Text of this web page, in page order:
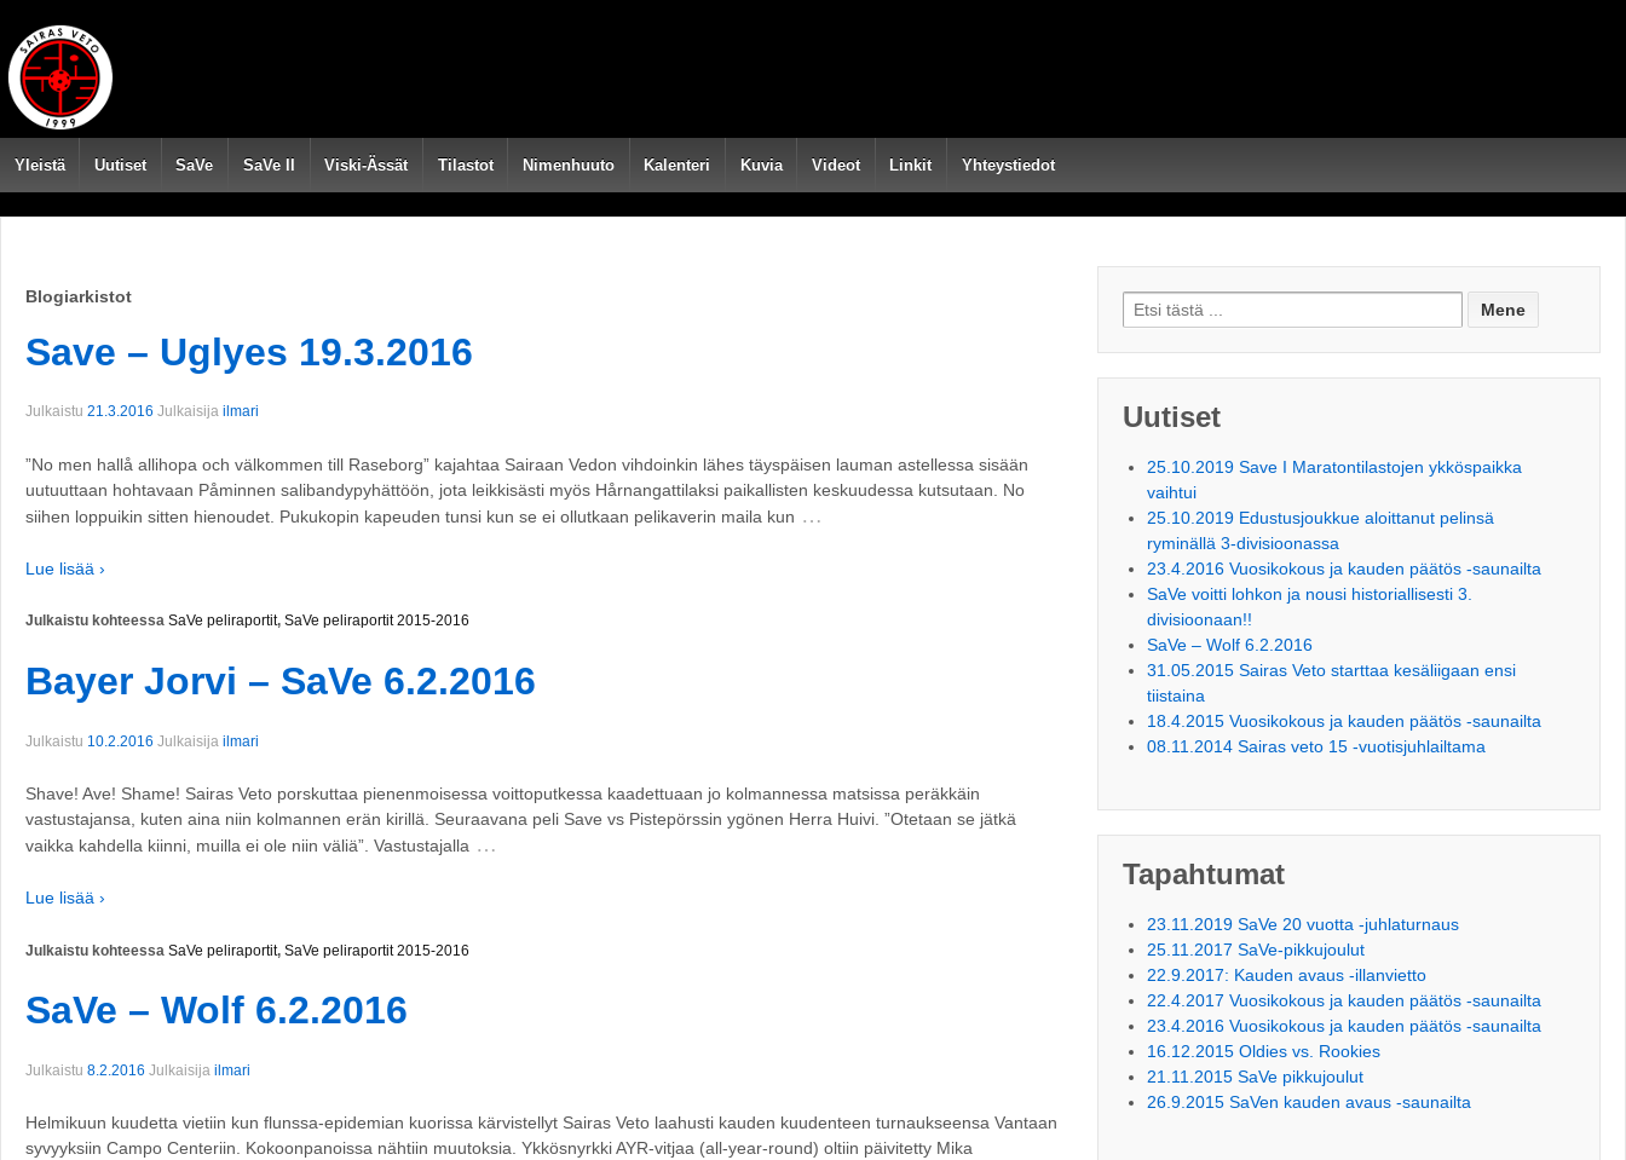
Yleistä Uutiset SaVe SaVe II Viski-Ässät Tilastot Nimenhuuto Kalenteri Kuvia Videot Linkit Yhteystiedot
Blogiarkistot
Save – Uglyes 19.3.2016
Julkaistu 21.3.2016 Julkaisija ilmari
”No men hallå allihopa och välkommen till Raseborg” kajahtaa Sairaan Vedon vihdoinkin lähes täyspäisen lauman astellessa sisään
uutuuttaan hohtavaan Påminnen salibandypyhättöön, jota leikkisästi myös Hårnangattilaksi paikallisten keskuudessa kutsutaan. No
siihen loppuikin sitten hienoudet. Pukukopin kapeuden tunsi kun se ei ollutkaan pelikaverin maila kun …
Lue lisää ›
Julkaistu kohteessa SaVe peliraportit, SaVe peliraportit 2015-2016
Bayer Jorvi – SaVe 6.2.2016
Julkaistu 10.2.2016 Julkaisija ilmari
Shave! Ave! Shame! Sairas Veto porskuttaa pienenmoisessa voittoputkessa kaadettuaan jo kolmannessa matsissa peräkkäin
vastustajansa, kuten aina niin kolmannen erän kirillä. Seuraavana peli Save vs Pistepörssin ygönen Herra Huivi. ”Otetaan se jätkä
vaikka kahdella kiinni, muilla ei ole niin väliä”. Vastustajalla …
Lue lisää ›
Julkaistu kohteessa SaVe peliraportit, SaVe peliraportit 2015-2016
SaVe – Wolf 6.2.2016
Julkaistu 8.2.2016 Julkaisija ilmari
Helmikuun kuudetta vietiin kun flunssa-epidemian kuorissa kärvistellyt Sairas Veto laahusti kauden kuudenteen turnaukseensa Vantaan
syvyyksiin Campo Centeriin. Kokoonpanoissa nähtiin muutoksia. Ykkösnyrkki AYR-vitjaa (all-year-round) oltiin päivitetty Mika
Search for:
Uutiset
25.10.2019 Save I Maratontilastojen ykköspaikka
vaihtui
25.10.2019 Edustusjoukkue aloittanut pelinsä
ryminällä 3-divisioonassa
23.4.2016 Vuosikokous ja kauden päätös -saunailta
SaVe voitti lohkon ja nousi historiallisesti 3.
divisioonaan!!
SaVe – Wolf 6.2.2016
31.05.2015 Sairas Veto starttaa kesäliigaan ensi
tiistaina
18.4.2015 Vuosikokous ja kauden päätös -saunailta
08.11.2014 Sairas veto 15 -vuotisjuhlailtama
Tapahtumat
23.11.2019 SaVe 20 vuotta -juhlaturnaus
25.11.2017 SaVe-pikkujoulut
22.9.2017: Kauden avaus -illanvietto
22.4.2017 Vuosikokous ja kauden päätös -saunailta
23.4.2016 Vuosikokous ja kauden päätös -saunailta
16.12.2015 Oldies vs. Rookies
21.11.2015 SaVe pikkujoulut
26.9.2015 SaVen kauden avaus -saunailta